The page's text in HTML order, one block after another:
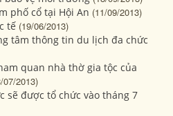
phố cổ tại Hội An (11/09/2013)
tế (19/06/2013)
tâm thông tin du lịch đa chức
quan nhà thờ gia tộc của
07/2013)
sẽ được tổ chức vào tháng 7